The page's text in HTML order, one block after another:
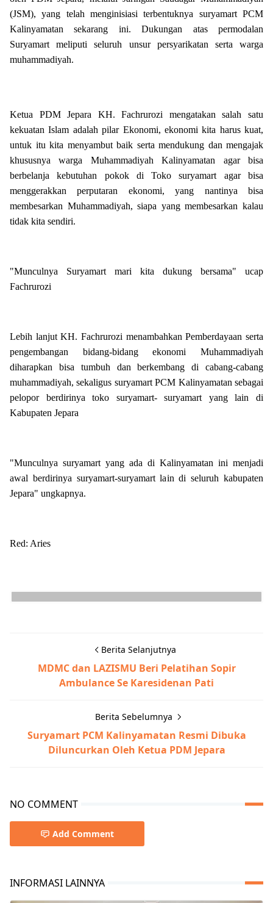
(JSM), yang telah menginisiasi terbentuknya suryamart PCM
Kalinyamatan sekarang ini. Dukungan atas permodalan
Suryamart meliputi seluruh unsur persyarikatan serta warga
muhammadiyah.
Ketua PDM Jepara KH. Fachrurozi mengatakan salah satu
kekuatan Islam adalah pilar Ekonomi, ekonomi kita harus kuat,
untuk itu kita menyambut baik serta mendukung dan mengajak
khususnya warga Muhammadiyah Kalinyamatan agar bisa
berbelanja kebutuhan pokok di Toko suryamart agar bisa
menggerakkan perputaran ekonomi, yang nantinya bisa
membesarkan Muhammadiyah, siapa yang membesarkan kalau
tidak kita sendiri.
"Munculnya Suryamart mari kita dukung bersama" ucap
Fachrurozi
Lebih lanjut KH. Fachrurozi menambahkan Pemberdayaan serta
pengembangan bidang-bidang ekonomi Muhammadiyah
diharapkan bisa tumbuh dan berkembang di cabang-cabang
muhammadiyah, sekaligus suryamart PCM Kalinyamatan sebagai
pelopor berdirinya toko suryamart- suryamart yang lain di
Kabupaten Jepara
"Munculnya suryamart yang ada di Kalinyamatan ini menjadi
awal berdirinya suryamart-suryamart lain di seluruh kabupaten
Jepara" ungkapnya.
Red: Aries
Berita Selanjutnya
MDMC dan LAZISMU Beri Pelatihan Sopir
Ambulance Se Karesidenan Pati
Berita Sebelumnya
Suryamart PCM Kalinyamatan Resmi Dibuka
Diluncurkan Oleh Ketua PDM Jepara
NO COMMENT
Add Comment
INFORMASI LAINNYA